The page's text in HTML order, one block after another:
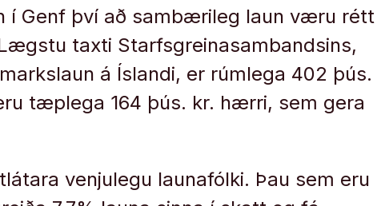
í Genf því að sambærileg laun væru rétt
taxti Starfsgreinasambandsins,
á Íslandi, er rúmlega 402 þús.
tæplega 164 þús. kr. hærri, sem gera
venjulegu launafólki. Þau sem eru